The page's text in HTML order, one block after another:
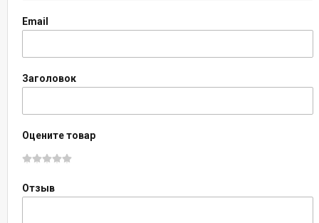
Email
Заголовок
Оцените товар
Отзыв